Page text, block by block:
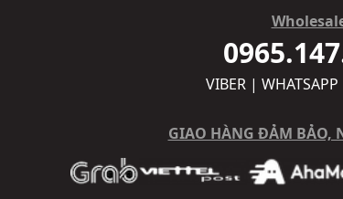
VIBER |
GIAO HÀNG ĐẢM BẢO,